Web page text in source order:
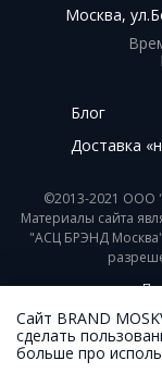
Сайт BRAND
сделать
больше про
Блог
Доставка
Москва,
©2013-2021 ООО
Материалы сайта
"АСЦ БРЭНД